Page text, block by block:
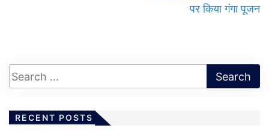
पर किया गंगा पूजन
RECENT POSTS